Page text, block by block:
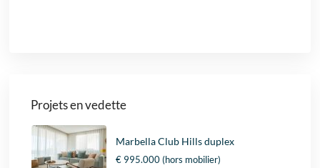
Projets en vedette
Marbella Club Hills duplex
€ 995.000(hors mobilier)